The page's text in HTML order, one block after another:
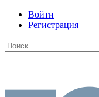
Войти
Регистрация